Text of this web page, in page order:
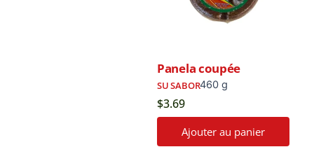
Panela coupée
SU SABOR460 g
$3.69
Ajouter au panier